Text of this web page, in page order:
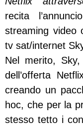
recita
streaming video
tv sat/internet
Nel merito,
dell’offerta
creando un
hoc, che per la
stesso tetto i